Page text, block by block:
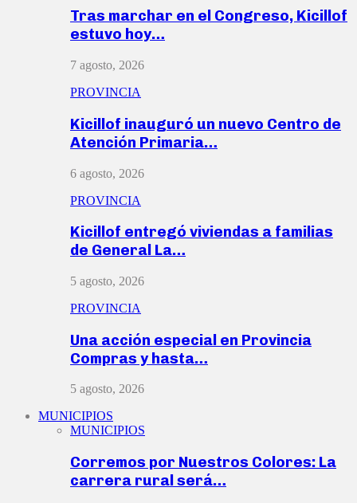
Tras marchar en el Congreso, Kicillof
estuvo hoy…
7 agosto, 2026
PROVINCIA
Kicillof inauguró un nuevo Centro de
Atención Primaria…
6 agosto, 2026
PROVINCIA
Kicillof entregó viviendas a familias
de General La…
5 agosto, 2026
PROVINCIA
Una acción especial en Provincia
Compras y hasta…
5 agosto, 2026
MUNICIPIOS
MUNICIPIOS
Corremos por Nuestros Colores: La
carrera rural será…